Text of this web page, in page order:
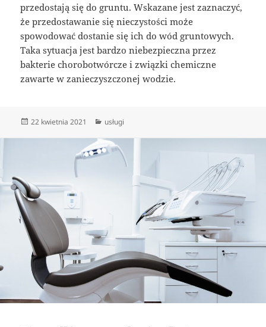
przedostają się do gruntu. Wskazane jest zaznaczyć,
że przedostawanie się nieczystości może
spowodować dostanie się ich do wód gruntowych.
Taka sytuacja jest bardzo niebezpieczna przez
bakterie chorobotwórcze i związki chemiczne
zawarte w zanieczyszczonej wodzie.
Data
22 kwietnia 2021 Kategorie
usługi